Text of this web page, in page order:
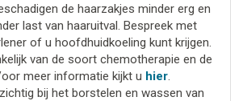
de haarzakjes minder erg en
last van haaruitval. Bespreek met
of u hoofdhuidkoeling kunt krijgen.
van de soort chemotherapie en de
meer informatie kijkt u hier.
bij het borstelen en wassen van